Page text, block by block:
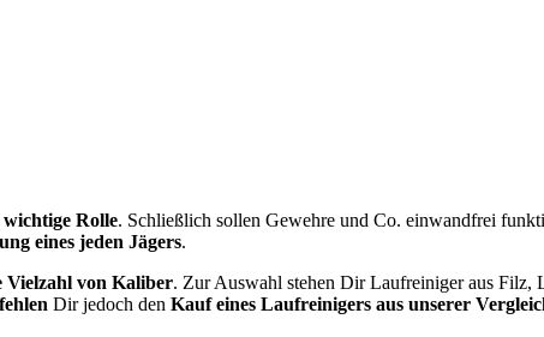
Rolle. Schließlich sollen Gewehre und Co. einwandfrei
eines jeden Jägers.
Vielzahl von Kaliber. Zur Auswahl stehen Dir Laufreiniger aus Filz,
Dir jedoch den Kauf eines Laufreinigers aus unserer